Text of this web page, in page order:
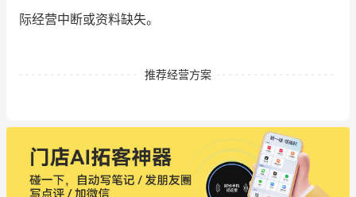
际经营中断或资料缺失。
推荐经营方案